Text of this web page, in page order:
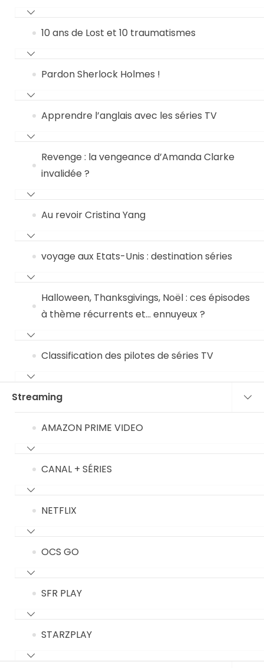
10 ans de Lost et 10 traumatismes
Pardon Sherlock Holmes !
Apprendre l’anglais avec les séries TV
Revenge : la vengeance d’Amanda Clarke
invalidée ?
Au revoir Cristina Yang
voyage aux Etats-Unis : destination séries
Halloween, Thanksgivings, Noël : ces épisodes
à thème récurrents et… ennuyeux ?
Classification des pilotes de séries TV
Streaming
AMAZON PRIME VIDEO
CANAL + SÉRIES
NETFLIX
OCS GO
SFR PLAY
STARZPLAY